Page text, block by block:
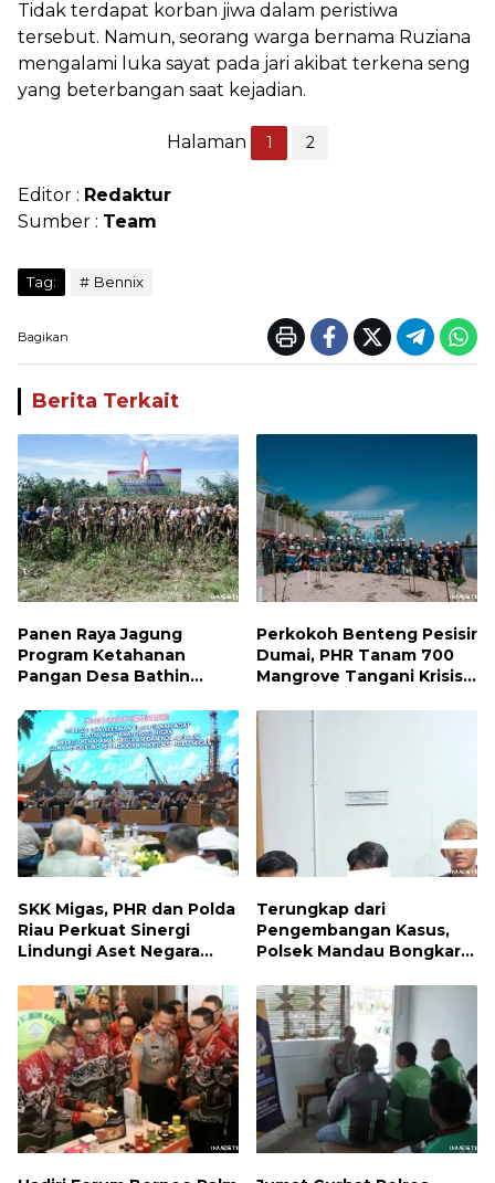
Tidak terdapat korban jiwa dalam peristiwa
tersebut. Namun, seorang warga bernama Ruziana
mengalami luka sayat pada jari akibat terkena seng
yang beterbangan saat kejadian.
Halaman 1 2
Editor : Redaktur
Sumber : Team
Tag: Bennix
Bagikan
Berita Terkait
Panen Raya Jagung
Program Ketahanan
Pangan Desa Bathin
Mandau Tahun 2026
Perkokoh Benteng Pesisir
Dumai, PHR Tanam 700
Mangrove Tangani Krisis
Keanekaragaman Hayati
SKK Migas, PHR dan Polda
Riau Perkuat Sinergi
Lindungi Aset Negara
Energi Nasional
Terungkap dari
Pengembangan Kasus,
Polsek Mandau Bongkar
Ekstasi di Air Jamban,
Tiga Pelaku Diamankan